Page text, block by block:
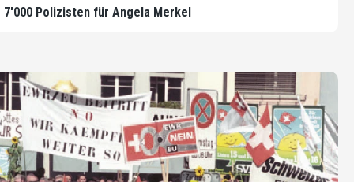
7'000 Polizisten für Angela Merkel